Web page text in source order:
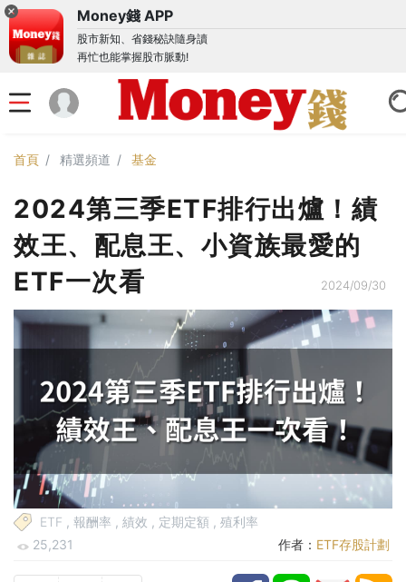
Money錢 APP
股市新知、省錢秘訣隨身讀
再忙也能掌握股市脈動!
首頁 精選頻道 基金
2024第三季ETF排行出爐！績
效王、配息王、小資族最愛的
ETF一次看
2024/09/30
ETF , 報酬率 , 績效 , 定期定額 , 殖利率
25,231
作者： ETF存股計劃